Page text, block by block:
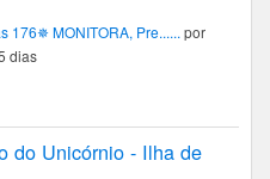
176✵ MONITORA, Pre...... por
dias
do Unicórnio - Ilha de